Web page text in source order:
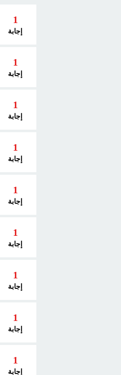
1
إجابة
1
إجابة
1
إجابة
1
إجابة
1
إجابة
1
إجابة
1
إجابة
1
إجابة
1
إجابة